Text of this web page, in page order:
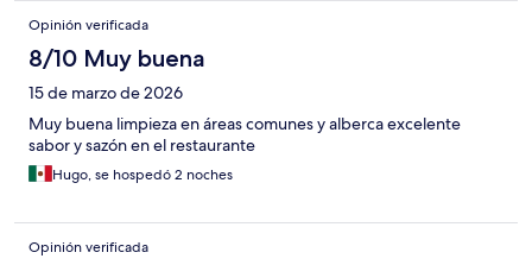
Opinión verificada
8/10 Muy buena
15 de marzo de 2026
Muy buena limpieza en áreas comunes y alberca excelente
sabor y sazón en el restaurante
Hugo, se hospedó 2 noches
Opinión verificada